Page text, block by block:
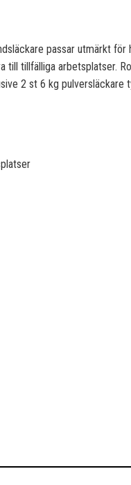
passar utmärkt
till tillfälliga arbetsplatser.
2 st 6 kg pulversläckare